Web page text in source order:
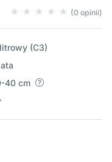
(0 opinii)
(C3)
40 cm